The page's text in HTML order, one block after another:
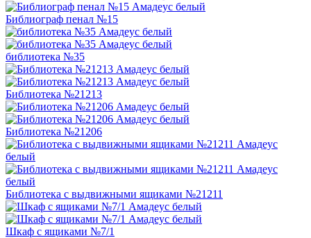
Библиограф пенал №15
библиотека №35
Библиотека №21213
Библиотека №21206
Библиотека с выдвижными ящиками №21211
Шкаф с ящиками №7/1